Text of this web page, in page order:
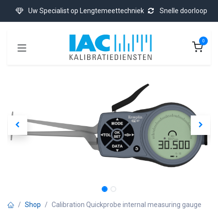
Uw Specialist op Lengtemeettechniek Snelle doorloop
0
Shop Calibration Quickprobe internal measuring gauge